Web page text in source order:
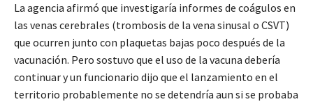
La agencia afirmó que investigaría informes de coágulos en
las venas cerebrales (trombosis de la vena sinusal o CSVT)
que ocurren junto con plaquetas bajas poco después de la
vacunación. Pero sostuvo que el uso de la vacuna debería
continuar y un funcionario dijo que el lanzamiento en el
territorio probablemente no se detendría aun si se probaba